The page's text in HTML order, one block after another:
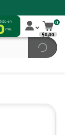
0
$0,00